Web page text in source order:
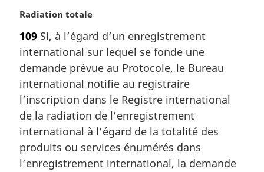
N
t
e
m
a
g
i
n
a
l
Radiation totale
109 Si, à l’égard d’un enregistrement
international sur lequel se fonde une
demande prévue au Protocole, le Bureau
international notifie au registraire
l’inscription dans le Registre international
de la radiation de l’enregistrement
international à l’égard de la totalité des
produits ou services énumérés dans
l’enregistrement international, la demande